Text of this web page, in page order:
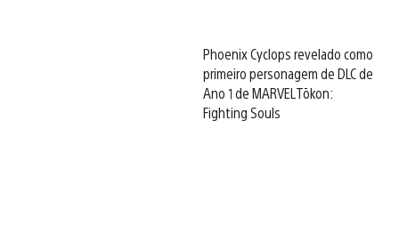
Phoenix Cyclops revelado como
primeiro personagem de DLC de
Ano 1 de MARVEL Tōkon:
Fighting Souls